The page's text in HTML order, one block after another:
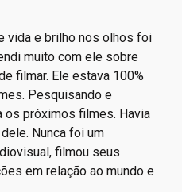
vida e brilho nos olhos foi
muito com ele sobre
filmar. Ele estava 100%
Pesquisando e
os próximos filmes. Havia
Nunca foi um
filmou seus
em relação ao mundo e